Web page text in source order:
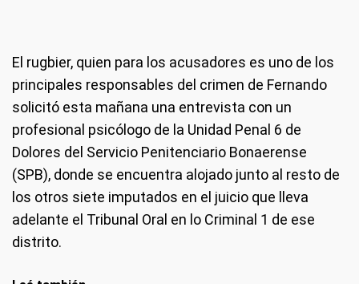
El rugbier, quien para los acusadores es uno de los
principales responsables del crimen de Fernando
solicitó esta mañana una entrevista con un
profesional psicólogo de la Unidad Penal 6 de
Dolores del Servicio Penitenciario Bonaerense
(SPB), donde se encuentra alojado junto al resto de
los otros siete imputados en el juicio que lleva
adelante el Tribunal Oral en lo Criminal 1 de ese
distrito.